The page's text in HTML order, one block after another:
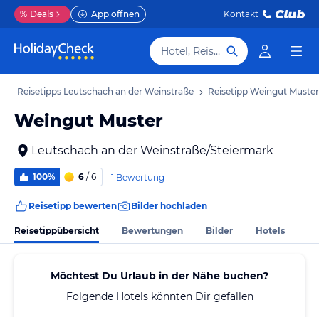
% Deals App öffnen Kontakt
Hotel, Reiseziel
Reisetipps Leutschach an der Weinstraße Reisetipp Weingut Muster
Weingut Muster
Leutschach an der Weinstraße/Steiermark
100% 6 / 6 1 Bewertung
Reisetipp bewerten Bilder hochladen
Reisetippübersicht Bewertungen Bilder Hotels
Möchtest Du Urlaub in der Nähe buchen?
Folgende Hotels könnten Dir gefallen